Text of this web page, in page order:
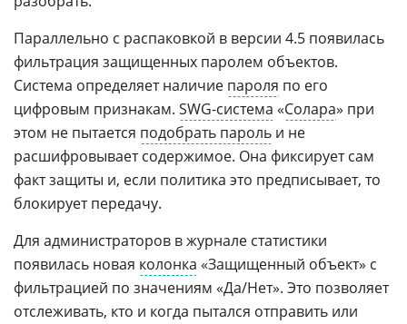
Параллельно с распаковкой в версии 4.5 появилась
фильтрация защищенных паролем объектов.
Система определяет наличие пароля по его
цифровым признакам. SWG-система «Солара» при
этом не пытается подобрать пароль и не
расшифровывает содержимое. Она фиксирует сам
факт защиты и, если политика это предписывает, то
блокирует передачу.
Для администраторов в журнале статистики
появилась новая колонка «Защищенный объект» с
фильтрацией по значениям «Да/Нет». Это позволяет
отслеживать, кто и когда пытался отправить или